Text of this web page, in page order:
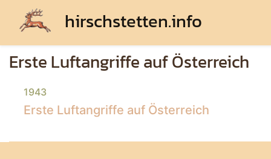
hirschstetten.info
Erste Luftangriffe auf Österreich
1943
Erste Luftangriffe auf Österreich